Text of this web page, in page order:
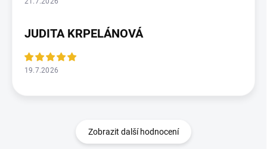
JUDITA KRPELÁNOVÁ
19.7.2026
Zobrazit další hodnocení